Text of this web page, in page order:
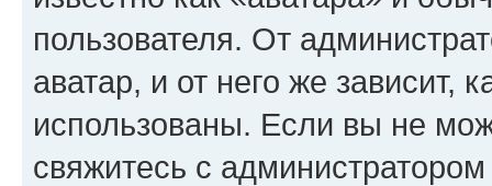
пользователя. От
аватар, и от него же зависит,
использованы. Если вы не
свяжитесь с